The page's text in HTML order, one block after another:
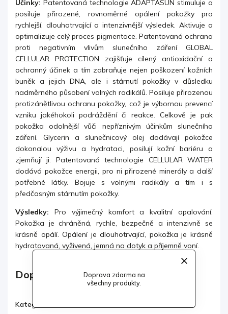
Doprava zdarma na
všechny produkty.
Účinky: Patentovaná technologie ADAPTASUN stimuluje a
posiluje přirozené, rovnoměrné opálení pokožky pro
rychlejší, dlouhotrvající a intenzivnější výsledek. Aktivuje a
optimalizuje celý proces pigmentace. Patentovaná ochrana
proti negativním vlivům
slunečního záření GLOBAL
CELLULAR PROTECTION zajišťuje cílený antioxidační a
ochranný účinek a tím zabraňuje nejen poškození kožních
buněk a jejich DNA, ale i stárnutí pokožky v důsledku
nadměrného působení volných radikálů. Posiluje přirozenou
protizánětlivou ochranu pokožky, což je výbornou prevencí
vzniku jakéhokoli podráždění či reakce. Celkově je pak
pokožka odolnější vůči nepříznivým účinkům slunečního
záření. Glycerin a slunečnicový olej dodávají pokožce
dokonalou výživu a
hydrataci, posilují kožní bariéru a
zjemňují ji. Patentovaná technologie CELLULAR WATER
dodává pokožce energii, pro ni přirozené minerály a další
potřebné látky. Bojuje s volnými radikály a tím i s
předčasným stárnutím pokožky.
Výsledky: Pro výjimečný komfort a kvalitní opalování.
Pokožka je chráněná, rychle, bezpečně a intenzivně se
krásně opálí. Opálení je dlouhotrvající, pokožka je krásně
hydratovaná, vyživená, jemná na dotyk a příjemně voní.
Doplňkové parametry
Kategorie